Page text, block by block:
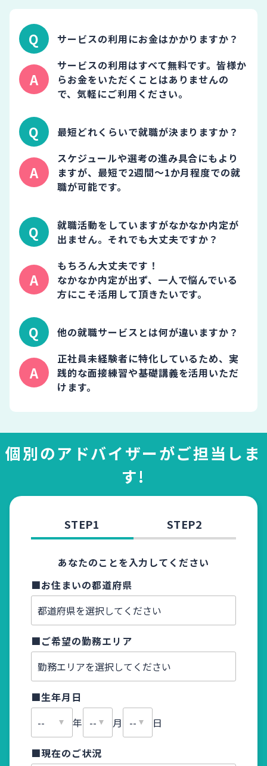
サービスの利用にお金はかかりますか？
サービスの利用はすべて無料です。皆様か
らお金をいただくことはありませんの
で、気軽にご利用ください。
最短どれくらいで就職が決まりますか？
スケジュールや選考の進み具合にもより
ますが、最短で2週間～1か月程度での就
職が可能です。
就職活動をしていますがなかなか内定が
出ません。それでも大丈夫ですか？
もちろん大丈夫です！
なかなか内定が出ず、一人で悩んでいる
方にこそ活用して頂きたいです。
他の就職サービスとは何が違いますか？
正社員未経験者に特化しているため、実
践的な面接練習や基礎講義を活用いただ
けます。
個別のアドバイザーがご担当しま
す!
STEP1 STEP2
あなたのことを入力してください
■お住まいの都道府県
■ご希望の勤務エリア
■生年月日
年
月 日
■現在のご状況